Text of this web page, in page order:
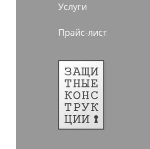
Услуги
Прайс-лист